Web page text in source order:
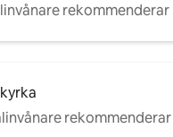
rekommenderar
rekommenderar